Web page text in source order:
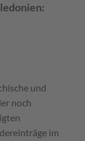
und
noch
im